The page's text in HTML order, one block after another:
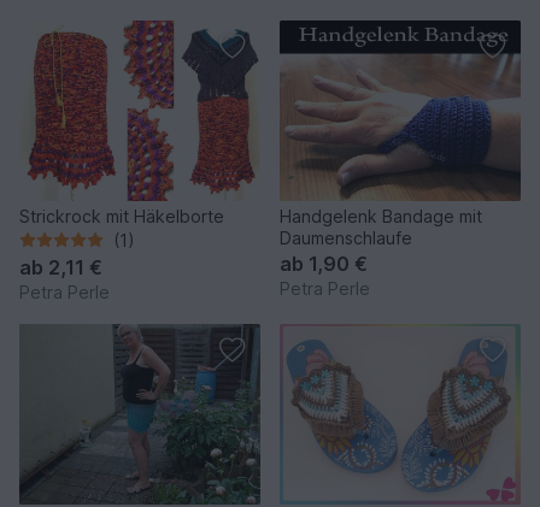
Strickrock mit Häkelborte
(1)
ab 2,11 €
Petra Perle
Handgelenk Bandage mit
Daumenschlaufe
ab 1,90 €
Petra Perle